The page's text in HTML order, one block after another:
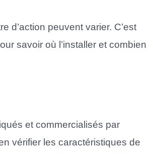
d’action peuvent varier. C’est
savoir où l’installer et combien
et commercialisés par
vérifier les caractéristiques de